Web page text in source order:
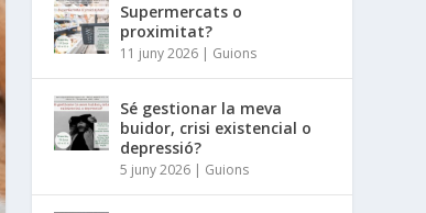
Supermercats o
proximitat?
11 juny 2026 | Guions
Sé gestionar la meva
buidor, crisi existencial o
depressió?
5 juny 2026 | Guions